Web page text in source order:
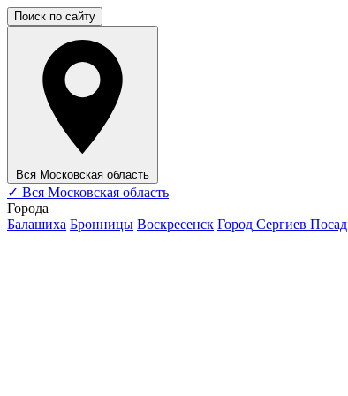
Поиск по сайту
Вся Московская область
✓ Вся Московская область
Города
Балашиха Бронницы Воскресенск Город Сергиев Посад